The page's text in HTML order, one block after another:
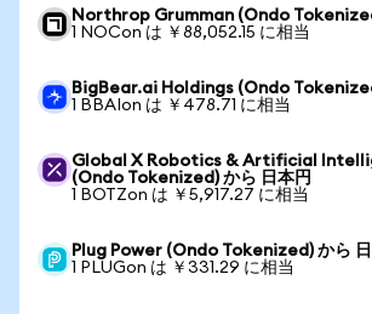
Northrop Grumman (Ondo
1 NOCon は ￥88,052.15 に相当
BigBear.ai Holdings (Ondo
1 BBAIon は ￥478.71 に相当
Global X Robotics & Artificial
(Ondo Tokenized) から 日本円
1 BOTZon は ￥5,917.27 に相当
Plug Power (Ondo Tokenized) から 日
1 PLUGon は ￥331.29 に相当